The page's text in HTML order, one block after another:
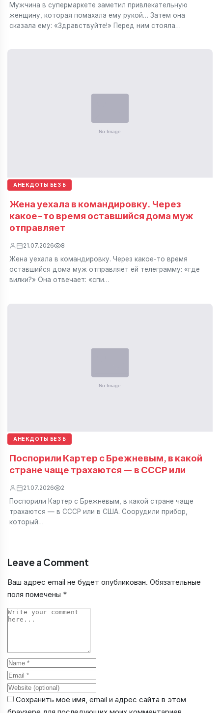
Мужчина в супермаркете заметил привлекательную
женщину, которая помахала ему рукой… Затем она
сказала ему: «Здравствуйте!» Перед ним стояла…
АНЕКДОТЫ БЕЗ Б
Жена уехала в командировку. Через
какое-то время оставшийся дома муж
отправляет
21.07.2026 8
Жена уехала в командировку. Через какое-то время
оставшийся дома муж отправляет ей телеграмму: «где
вилки?» Она отвечает: «спи…
АНЕКДОТЫ БЕЗ Б
Поспорили Картер с Брежневым, в какой
стране чаще трахаются — в СССР или
21.07.2026 2
Поспорили Картер с Брежневым, в какой стране чаще
трахаются — в СССР или в США. Соорудили прибор,
который…
Leave a Comment
Ваш адрес email не будет опубликован. Обязательные
поля помечены *
Comment
Name
Email
Website
Сохранить моё имя, email и адрес сайта в этом